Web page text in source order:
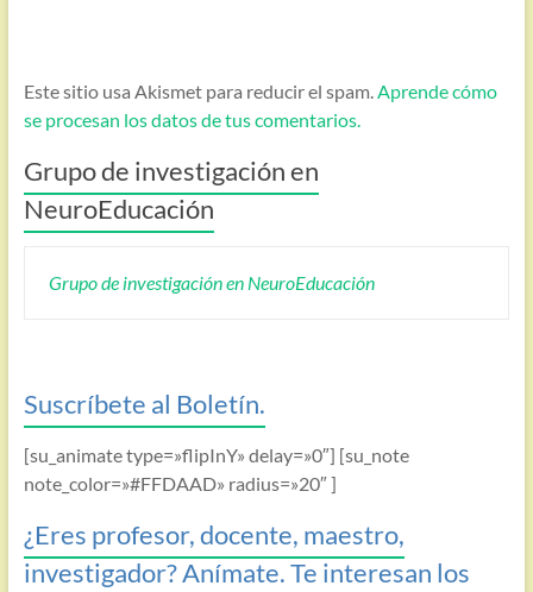
Este sitio usa Akismet para reducir el spam.Aprende cómo
se procesan los datos de tus comentarios.
Grupo de investigación en
NeuroEducación
Grupo de investigación en NeuroEducación
Suscríbete al Boletín.
[su_animate type=»flipInY» delay=»0″] [su_note
note_color=»#FFDAAD» radius=»20″ ]
¿Eres profesor, docente, maestro,
investigador? Anímate. Te interesan los